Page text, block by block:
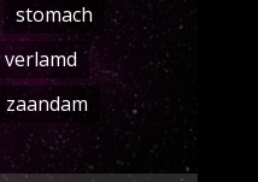
stomach
verlamd
zaandam